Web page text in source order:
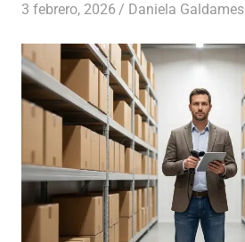
3 febrero, 2026 Daniela Galdames